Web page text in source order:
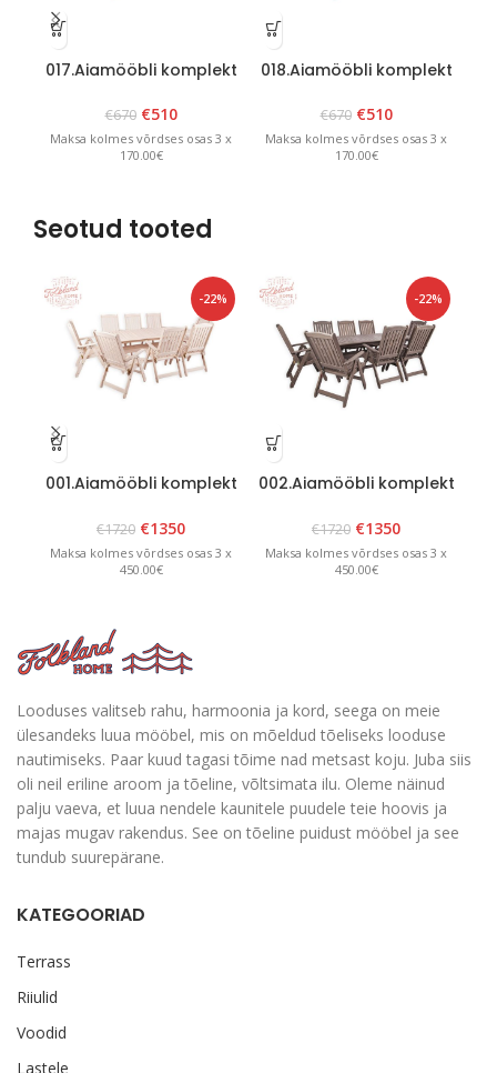
017.Aiamööbli komplekt
€670 €510
Maksa kolmes võrdses osas 3 x
170.00€
018.Aiamööbli komplekt
€670 €510
Maksa kolmes võrdses osas 3 x
170.00€
Seotud tooted
-22%
001.Aiamööbli komplekt
€1720 €1350
Maksa kolmes võrdses osas 3 x
450.00€
-22%
002.Aiamööbli komplekt
€1720 €1350
Maksa kolmes võrdses osas 3 x
450.00€
Looduses valitseb rahu, harmoonia ja kord, seega on meie
ülesandeks luua mööbel, mis on mõeldud tõeliseks looduse
nautimiseks. Paar kuud tagasi tõime nad metsast koju. Juba siis
oli neil eriline aroom ja tõeline, võltsimata ilu. Oleme näinud
palju vaeva, et luua nendele kaunitele puudele teie hoovis ja
majas mugav rakendus. See on tõeline puidust mööbel ja see
tundub suurepärane.
KATEGOORIAD
Terrass
Riiulid
Voodid
Lastele